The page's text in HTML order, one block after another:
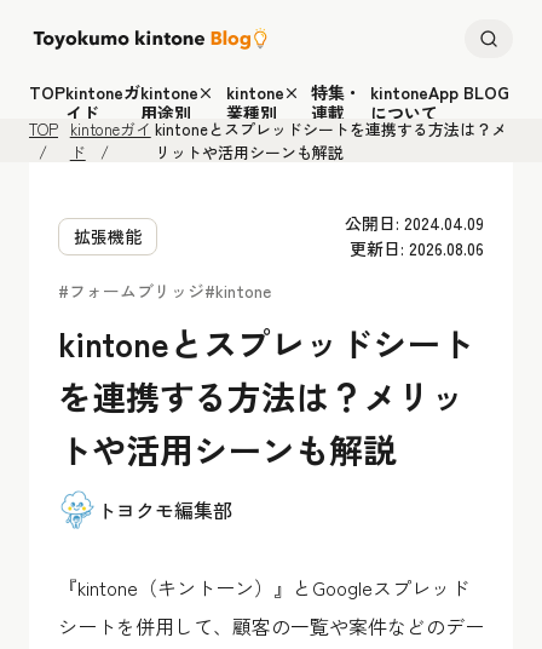
TOPkintoneガ
イド
kintone×
用途別
kintone×
業種別
特集・
連載
kintoneApp BLOG
について
TOP kintoneガイ
ド
kintoneとスプレッドシートを連携する方法は？メ
リットや活用シーンも解説
拡張機能
公開日: 2024.04.09
更新日: 2026.08.06
#フォームブリッジ#kintone
kintoneとスプレッドシート
を連携する方法は？メリッ
トや活用シーンも解説
トヨクモ編集部
『kintone（キントーン）』とGoogleスプレッド
シートを併用して、顧客の一覧や案件などのデー